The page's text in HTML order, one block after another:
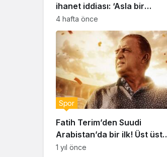
ihanet iddiası: ‘Asla bir
erkeğe bağımlı olmayın’
4 hafta önce
Fatih Terim’den Suudi
Arabistan’da bir ilk! Üst üste
iki maçını…
Spor
1 yıl önce